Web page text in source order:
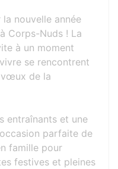
la nouvelle année
Corps-Nuds ! La
à un moment
se rencontrent
vœux de la
entraînants et une
parfaite de
famille pour
festives et pleines